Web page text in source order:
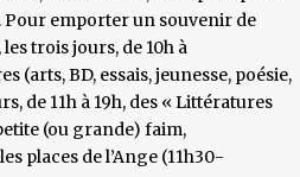
Pour emporter un souvenir de
trois jours, de 10h à
(arts, BD, essais, jeunesse, poésie,
de 11h à 19h, des « Littératures
(ou grande) faim,
places de l’Ange (11h30-